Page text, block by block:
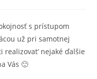
s prístupom
už pri samotnej
nejaké ďalšie
Vás 🙂